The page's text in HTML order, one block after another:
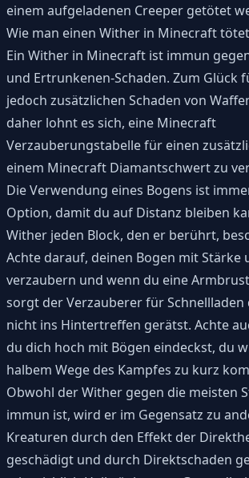
einem aufgeladenen Creeper getötet
Wie man einen Wither in Minecraft tötet
Ein Wither in Minecraft ist immun
und Ertrunkenen-Schaden. Zum Glück
jedoch zusätzlichen Schaden von
daher lohnt es sich, eine Minecraft
Verzauberungstabelle für einen
einem Minecraft Diamantschwert zu
Die Verwendung eines Bogens ist
Option, damit du auf Distanz bleiben
Wither jeden Block, den er berührt,
Achte darauf, deinen Bogen mit Stärke
verzaubern und wenn du eine
sorgt der Verzauberer für Schnellladen
nicht ins Hintertreffen gerätst. Achte
du dich hoch mit Bögen eindeckst, du
halbem Wege des Kampfes zu kurz
Obwohl der Wither gegen die meisten
immun ist, wird er im Gegensatz zu
Kreaturen durch den Effekt der
geschädigt und durch Direktschaden